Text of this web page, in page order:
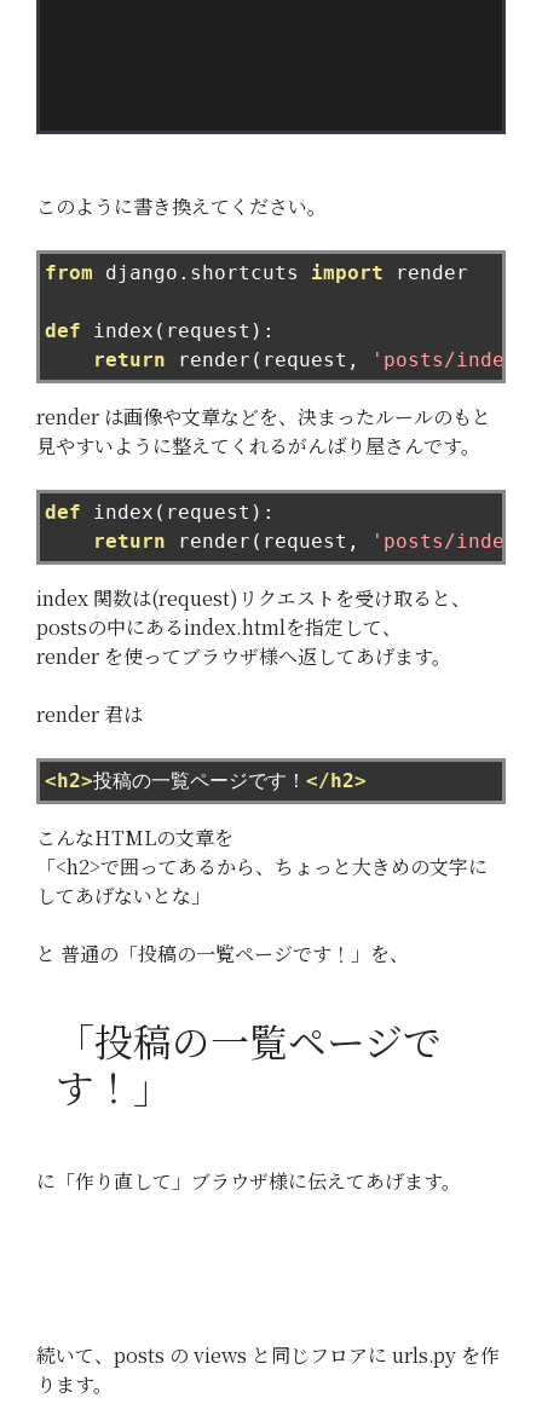
このように書き換えてください。
from django . shortcuts import render
def index ( request ):
return render ( request , 'posts/
render は画像や文章などを、決まったルールのもと
見やすいように整えてくれるがんばり屋さんです。
def index ( request ):
return render ( request , 'posts/
index 関数は(request)リクエストを受け取ると、
postsの中にあるindex.htmlを指定して、
render を使ってブラウザ様へ返してあげます。
render 君は
<h2>投稿の一覧ページです！ </h2>
こんなHTMLの文章を
「<h2>で囲ってあるから、ちょっと大きめの文字に
してあげないとな」
と 普通の「投稿の一覧ページです！」を、
「投稿の一覧ページで
す！」
に「作り直して」ブラウザ様に伝えてあげます。
続いて、posts の views と同じフロアに urls.py を作
ります。